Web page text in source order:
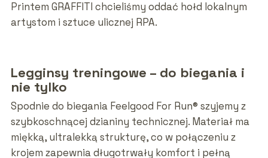
Printem GRAFFITI chcieliśmy oddać hołd lokalnym
artystom i sztuce ulicznej RPA.
Legginsy treningowe – do biegania i
nie tylko
Spodnie do biegania Feelgood For Run® szyjemy z
szybkoschnącej dzianiny technicznej. Materiał ma
miękką, ultralekką strukturę, co w połączeniu z
krojem zapewnia długotrwały komfort i pełną